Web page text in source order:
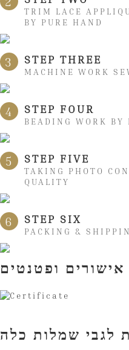
TRIM LACE
BY PURE HAND
3 STEP THREE
MACHINE WORK
4 STEP FOUR
BEADING WORK BY
5 STEP FIVE
TAKING PHOTO
QUALITY
6 STEP SIX
PACKING &
אישורים ופטנטים
לגבי שמלות כלה